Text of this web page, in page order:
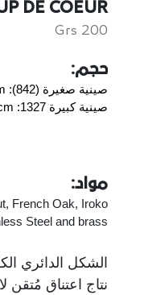
DE COEUR
200 Grs
حجم:
صينية صغيرة (842): ø 27.5 cm x H 3 cm
صينية كبيرة 1327: ø 35 cm x H 4 cm
مواد:
French Oak, Iroko.
Steel and brass.
الشكل الدائري
نتاج اعتناق مُتقن